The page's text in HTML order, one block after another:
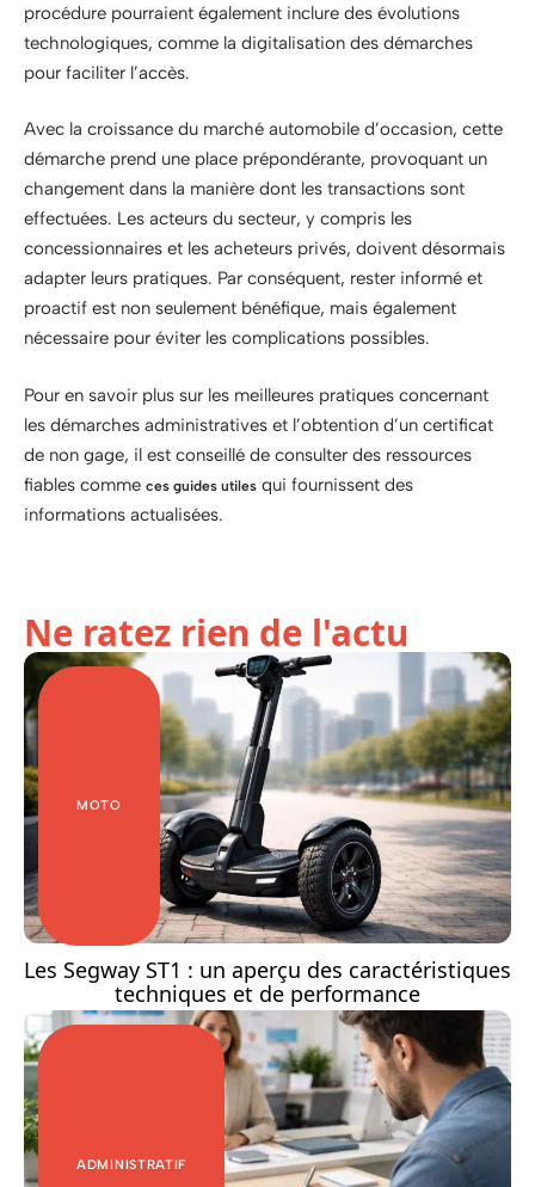
procédure pourraient également inclure des évolutions
technologiques, comme la digitalisation des démarches
pour faciliter l’accès.
Avec la croissance du marché automobile d’occasion, cette
démarche prend une place prépondérante, provoquant un
changement dans la manière dont les transactions sont
effectuées. Les acteurs du secteur, y compris les
concessionnaires et les acheteurs privés, doivent désormais
adapter leurs pratiques. Par conséquent, rester informé et
proactif est non seulement bénéfique, mais également
nécessaire pour éviter les complications possibles.
Pour en savoir plus sur les meilleures pratiques concernant
les démarches administratives et l’obtention d’un certificat
de non gage, il est conseillé de consulter des ressources
fiables comme ces guides utiles qui fournissent des
informations actualisées.
Ne ratez rien de l'actu
MOTO
Les Segway ST1 : un aperçu des caractéristiques
techniques et de performance
ADMINISTRATIF